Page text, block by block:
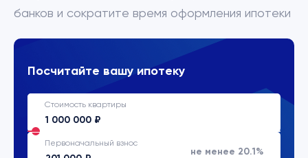
банков и сократите время оформления ипотеки
Посчитайте вашу ипотеку
Стоимость квартиры
Первоначальный взнос
не менее 20.1%